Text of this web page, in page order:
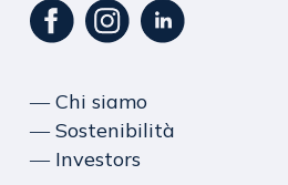
― Chi siamo
― Sostenibilità
― Investors